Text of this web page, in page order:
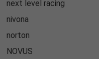
next level racing
nivona
norton
NOVUS